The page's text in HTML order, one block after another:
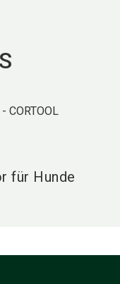
CORTOOL
für Hunde